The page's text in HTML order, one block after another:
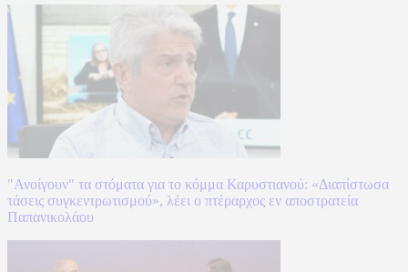
"Ανοίγουν" τα στόματα για το κόμμα Καρυστιανού: «Διαπίστωσα
τάσεις συγκεντρωτισμού», λέει ο πτέραρχος εν αποστρατεία
Παπανικολάου